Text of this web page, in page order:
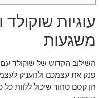
עוגיות
משגעות
השילוב הקדוש של שוקולד
פנק את עצמכם ולהעניק
הן קסם טהור שיכול ללוות